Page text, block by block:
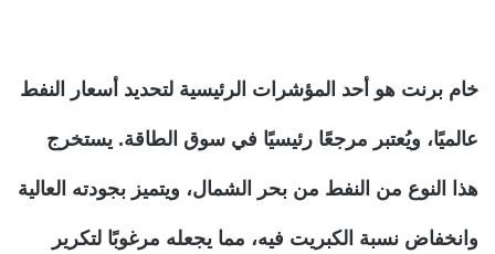
خام برنت هو أحد المؤشرات الرئيسية لتحديد أسعار النفط
عالميًا، ويُعتبر مرجعًا رئيسيًا في سوق الطاقة. يستخرج
هذا النوع من النفط من بحر الشمال، ويتميز بجودته العالية
وانخفاض نسبة الكبريت فيه، مما يجعله مرغوبًا لتكرير